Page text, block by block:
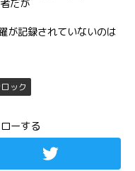
だが
が記録されていないのは
ック
ーする